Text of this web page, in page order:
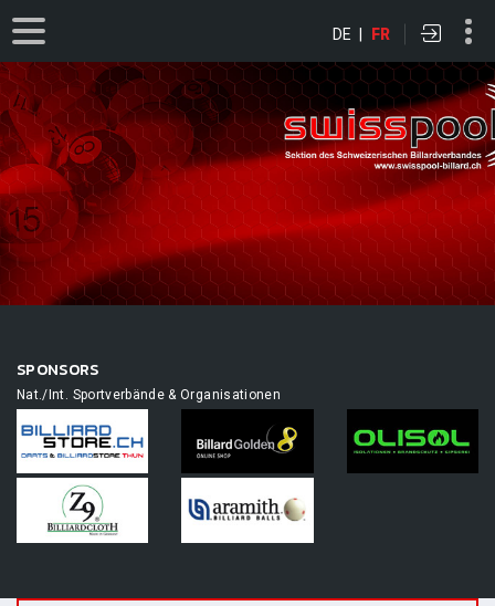
DE | FR
SPONSORS
Nat./Int. Sportverbände & Organisationen